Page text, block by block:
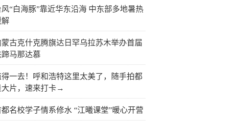
风“白海豚”靠近华东沿海 中东部多地暑热
解
蒙古克什克腾旗达日罕乌拉苏木举办首届
蹄马那达慕
得一去！呼和浩特这里太美了，随手拍都
大片，速来打卡→
名校学子情系修水 “江曦课堂”暖心开营